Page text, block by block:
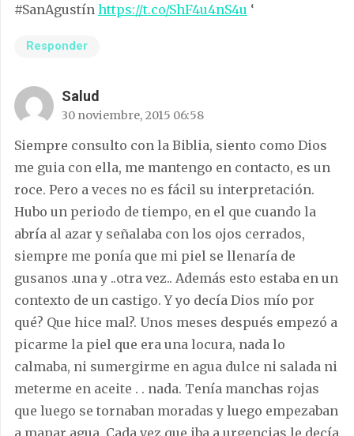
#SanAgustín https://t.co/ShF4u4nS4u ‘
Responder
Salud
30 noviembre, 2015 06:58
Siempre consulto con la Biblia, siento como Dios
me guia con ella, me mantengo en contacto, es un
roce. Pero a veces no es fácil su interpretación.
Hubo un periodo de tiempo, en el que cuando la
abría al azar y señalaba con los ojos cerrados,
siempre me ponía que mi piel se llenaría de
gusanos .una y ..otra vez.. Además esto estaba en un
contexto de un castigo. Y yo decía Dios mío por
qué? Que hice mal?. Unos meses después empezó a
picarme la piel que era una locura, nada lo
calmaba, ni sumergirme en agua dulce ni salada ni
meterme en aceite . . nada. Tenía manchas rojas
que luego se tornaban moradas y luego empezaban
a manar agua. Cada vez que iba a urgencias le decía